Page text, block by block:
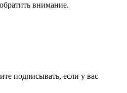
внимание.
подписывать, если у вас